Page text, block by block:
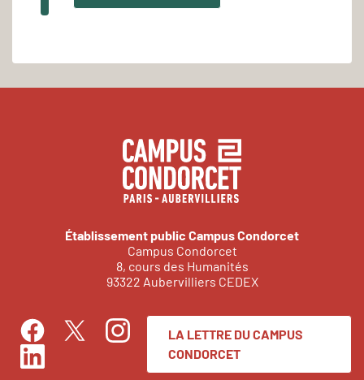
Établissement public Campus Condorcet
Campus Condorcet
8, cours des Humanités
93322 Aubervilliers CEDEX
FacebookTwitterInstagram
LinkedIn
LA LETTRE DU CAMPUS
CONDORCET